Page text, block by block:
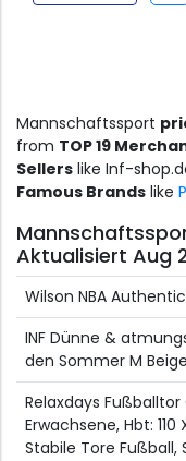
Mannschaftssport
from TOP 19
Sellers like Inf-
Famous Brands like
Aktualisiert Aug
Wilson NBA
INF Dünne &
den Sommer M Beige
Relaxdays
Erwachsene, Hbt: 110
Stabile Tore Fußball,